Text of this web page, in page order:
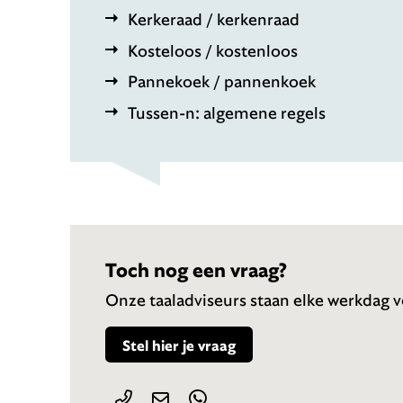
Kerkeraad / kerkenraad
Kosteloos / kostenloos
Pannekoek / pannenkoek
Tussen-n: algemene regels
Toch nog een vraag?
Onze taaladviseurs staan elke werkdag
Stel hier je vraag